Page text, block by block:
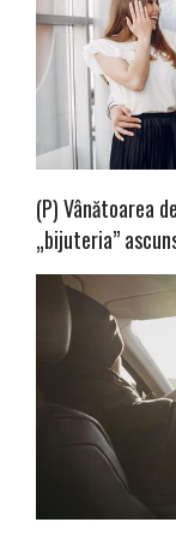
(P) Vânătoarea
„bijuteria”